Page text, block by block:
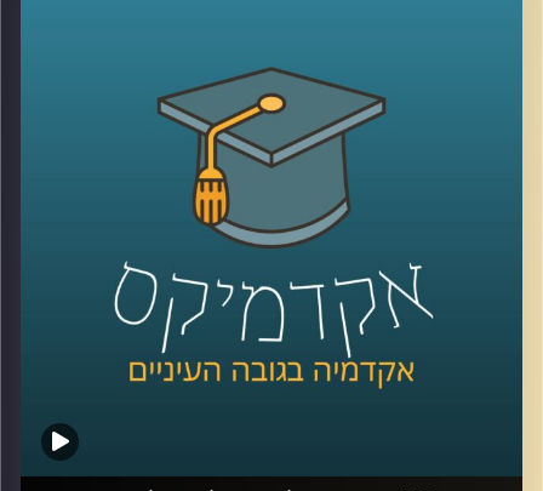
הצעירה שנשבה באותם שנים, משווה בין
הפופולריות של פינק פלויד לעומת מרי פופינס
וגם עומד על הקשר של כל זה לברקזיט
AudioVersity